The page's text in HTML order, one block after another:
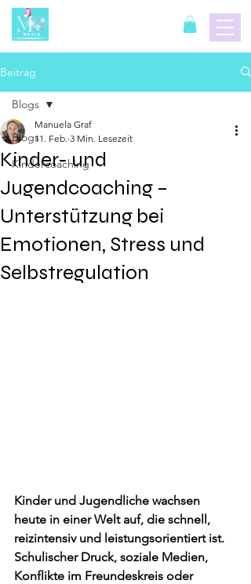
Beitrag
Blogs
Kindercoaching
Blogs
Kinder- und
Jugendcoaching –
Unterstützung bei
Emotionen, Stress und
Selbstregulation
Manuela Graf
11. Feb. 3 Min. Lesezeit
Kinder und Jugendliche wachsen
heute in einer Welt auf, die schnell,
reizintensiv und leistungsorientiert ist.
Schulischer Druck, soziale Medien,
Konflikte im Freundeskreis oder